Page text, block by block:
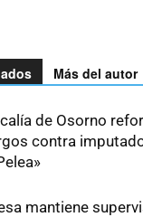
Más del autor
de Osorno
contra
mantiene